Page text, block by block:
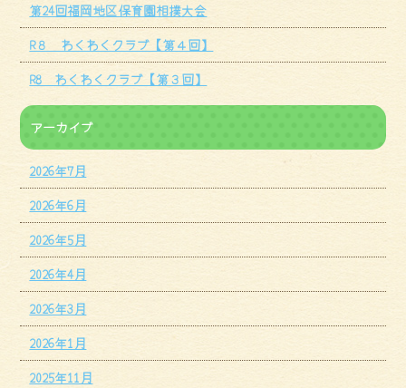
第24回福岡地区保育園相撲大会
R８ わくわくクラブ【第４回】
R8 わくわくクラブ【第３回】
アーカイブ
2026年7月
2026年6月
2026年5月
2026年4月
2026年3月
2026年1月
2025年11月